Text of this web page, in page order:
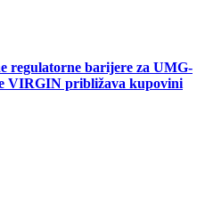
regulatorne barijere za UMG-
VIRGIN približava kupovini